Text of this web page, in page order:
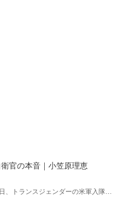
官の本音｜小笠原理恵
、トランスジェンダーの米軍入隊を